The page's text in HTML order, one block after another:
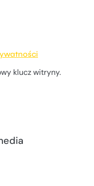
klucz witryny.